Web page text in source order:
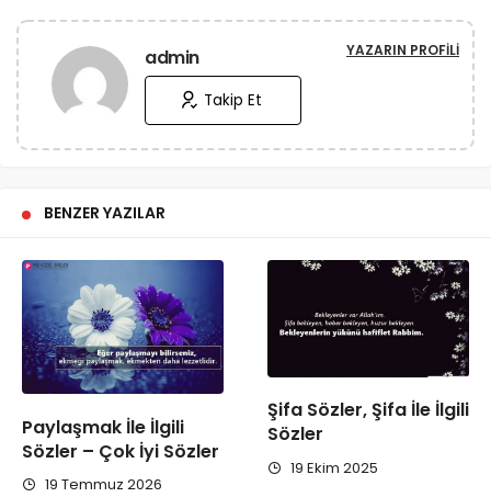
admin YAZARIN PROFILI
Takip Et
BENZER YAZILAR
Paylaşmak İle İlgili
Sözler – Çok İyi Sözler
19 Temmuz 2026
Şifa Sözler, Şifa İle İlgili
Sözler
19 Ekim 2025